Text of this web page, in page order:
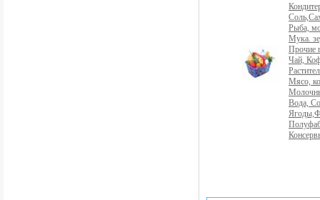
Рыба,
Мука.
Прочие
Чай,
Мясо,
Вода,